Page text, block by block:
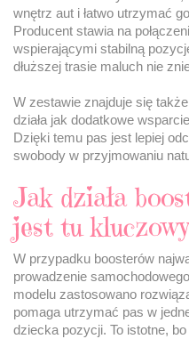
wnętrz aut i łatwo utrzymać
Producent stawia na
wspierającymi stabilną
dłuższej trasie maluch nie
W zestawie znajduje się
działa jak dodatkowe
Dzięki temu pas jest lepiej
swobody w przyjmowaniu
Jak działa
jest tu
W przypadku boosterów
prowadzenie
modelu zastosowano
pomaga utrzymać pas w
dziecka pozycji. To istotne,